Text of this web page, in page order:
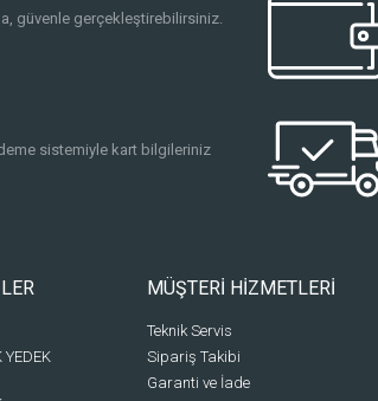
güvenle gerçekleştirebilirsiniz.
sistemiyle kart bilgileriniz
YEDEK
MÜŞTERİ HİZMETLERİ
Teknik Servis
Sipariş Takibi
Garanti ve İade